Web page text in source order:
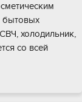
бытовых
холодильник,
со всей